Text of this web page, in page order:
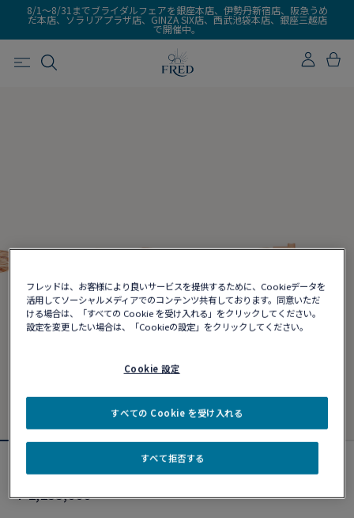
8/1～8/31までブライダルフェアを銀座本店、伊勢丹新宿店、阪急うめ
だ本店、ソラリアプラザ店、GINZA SIX店、西武池袋本店、銀座三越店
で開催中。
18Kピンクゴールドケーブル
¥ 1,133,000
フレッドは、お客様により良いサービスを提供するために、Cookieデータを
活用してソーシャルメディアでのコンテンツ共有しております。同意いただ
ける場合は、「すべての Cookie を受け入れる」をクリックしてください。
設定を変更したい場合は、「Cookieの設定」をクリックしてください。
Cookie 設定
すべて拒否する
すべての Cookie を受け入れる